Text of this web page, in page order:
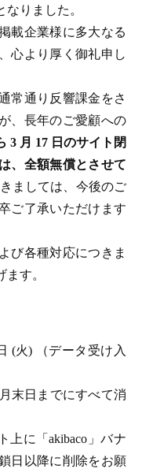
りました。
載企業様に多大なる
心より厚く御礼申し
常通り反響課金をさ
、長年のご愛顧への
3 月 17 日のサイト閉
、全額無償とさせて
ましては、今後のご
ご了承いただけます
び各種対応につきま
す。
(火) （データ受け入
末日までにすべて消
上に「akibaco」バナ
日以降に削除をお願